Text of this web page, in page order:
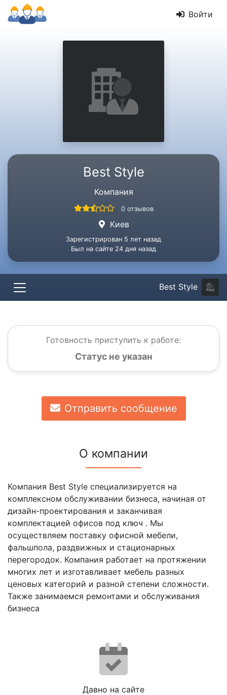
Войти
Best Style
Компания
0 отзывов
Киев
Зарегистрирован 5 лет назад
Был на сайте 24 дня назад
Best Style
Готовность приступить к работе:
Статус не указан
Отправить сообщение
О компании
Компания Best Style специализируется на
комплексном обслуживании бизнеса, начиная от
дизайн-проектирования и заканчивая
комплектацией офисов под ключ . Мы
осуществляем поставку офисной мебели,
фальшпола, раздвижных и стационарных
перегородок. Компания работает на протяжении
многих лет и изготавливает мебель разных
ценовых категорий и разной степени сложности.
Также занимаемся ремонтами и обслуживания
бизнеса
Давно на сайте